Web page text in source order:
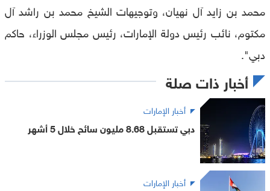
محمد بن زايد آل نهيان، وتوجيهات الشيخ محمد بن راشد آل
مكتوم، نائب رئيس دولة الإمارات، رئيس مجلس الوزراء، حاكم
دبي".
أخبار ذات صلة
أخبار الإمارات
دبي تستقبل 8.68 مليون سائح خلال 5 أشهر
أخبار الإمارات